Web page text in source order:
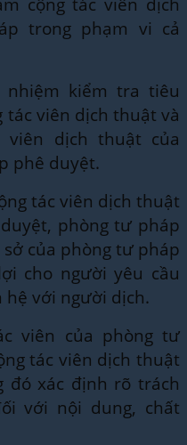
trong phạm vi cả
nhiệm kiểm tra tiêu
tác viên dịch thuật và
viên dịch thuật của
phê duyệt.
tác viên dịch thuật
phòng tư pháp
của phòng tư pháp
cho người yêu cầu
với người dịch.
viên của phòng tư
tác viên dịch thuật
đó xác định rõ trách
với nội dung, chất